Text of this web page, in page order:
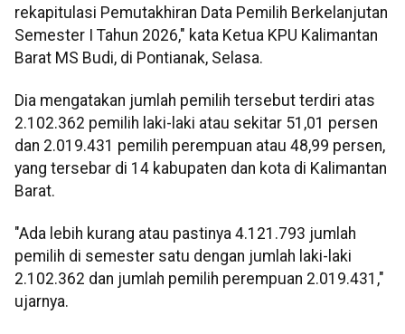
rekapitulasi Pemutakhiran Data Pemilih Berkelanjutan
Semester I Tahun 2026," kata Ketua KPU Kalimantan
Barat MS Budi, di Pontianak, Selasa.
Dia mengatakan jumlah pemilih tersebut terdiri atas
2.102.362 pemilih laki-laki atau sekitar 51,01 persen
dan 2.019.431 pemilih perempuan atau 48,99 persen,
yang tersebar di 14 kabupaten dan kota di Kalimantan
Barat.
"Ada lebih kurang atau pastinya 4.121.793 jumlah
pemilih di semester satu dengan jumlah laki-laki
2.102.362 dan jumlah pemilih perempuan 2.019.431,"
ujarnya.